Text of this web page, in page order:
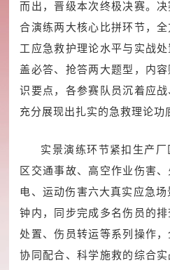
而出，晋级本次终极决赛。
合演练两大核心比拼环节，
工应急救护理论水平与实战
盖必答、抢答两大题型，内
识要点，各参赛队员沉着应战
充分展现出扎实的急救理论功
实景演练环节紧扣生产
区交通事故、高空作业伤害
电、运动伤害六大真实应急
钟内，同步完成多名伤员的
处置、伤员转运等系列操作，
协同配合、科学施救的综合